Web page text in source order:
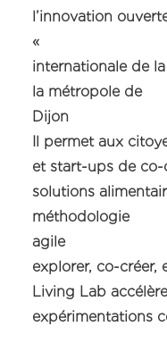
l’innovation
«
internationale de
la métropole de
Il permet aux
et start-ups de co-
solutions
méthodologie
explorer, co-créer,
Living Lab
expérimentations